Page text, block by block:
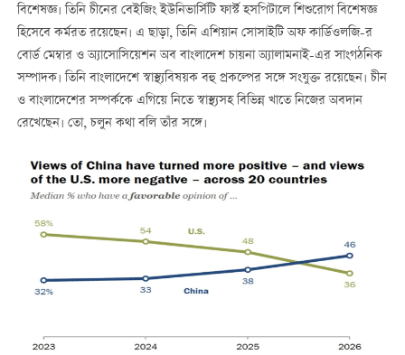
বিশেষজ্ঞ। তিনি চীনের বেইজিং ইউনিভার্সিটি ফার্স্ট হসপিটালে শিশুরোগ বিশেষজ্ঞ
হিসেবে কর্মরত রয়েছেন। এ ছাড়া, তিনি এশিয়ান সোসাইটি অফ কার্ডিওলজি-র
বোর্ড মেম্বার ও অ্যাসোসিয়েশন অব বাংলাদেশ চায়না অ্যালামনাই-এর সাংগঠনিক
সম্পাদক। তিনি বাংলাদেশে স্বাস্থ্যবিষয়ক বহু প্রকল্পের সঙ্গে সংযুক্ত রয়েছেন। চীন
ও বাংলাদেশের সম্পর্ককে এগিয়ে নিতে স্বাস্থ্যসহ বিভিন্ন খাতে নিজের অবদান
রেখেছেন। তো, চলুন কথা বলি তাঁর সঙ্গে।